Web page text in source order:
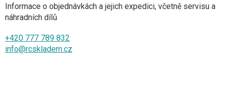
Informace o objednávkách a jejich expedici, včetně servisu a
náhradních dílů
+420 777 789 832
info@rcskladem.cz